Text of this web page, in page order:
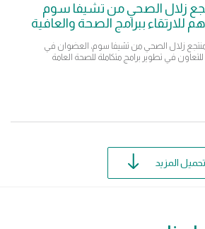
زلال الصحي من تشيفا سوم
للارتقاء ببرامج الصحة والعافية
زلال الصحي من تشيفا سوم، العضوان في
في تطوير برامج متكاملة للصحة العامة
تحميل المزيد